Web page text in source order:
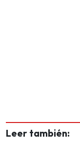
Leer también: